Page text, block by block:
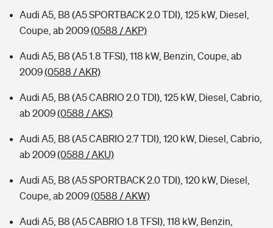
Audi A5, B8 (A5 SPORTBACK 2.0 TDI), 125 kW, Diesel,
Coupe, ab 2009(0588 / AKP)
Audi A5, B8 (A5 1.8 TFSI), 118 kW, Benzin, Coupe, ab
2009(0588 / AKR)
Audi A5, B8 (A5 CABRIO 2.0 TDI), 125 kW, Diesel, Cabrio,
ab 2009(0588 / AKS)
Audi A5, B8 (A5 CABRIO 2.7 TDI), 120 kW, Diesel, Cabrio,
ab 2009(0588 / AKU)
Audi A5, B8 (A5 SPORTBACK 2.0 TDI), 120 kW, Diesel,
Coupe, ab 2009(0588 / AKW)
Audi A5, B8 (A5 CABRIO 1.8 TFSI), 118 kW, Benzin,